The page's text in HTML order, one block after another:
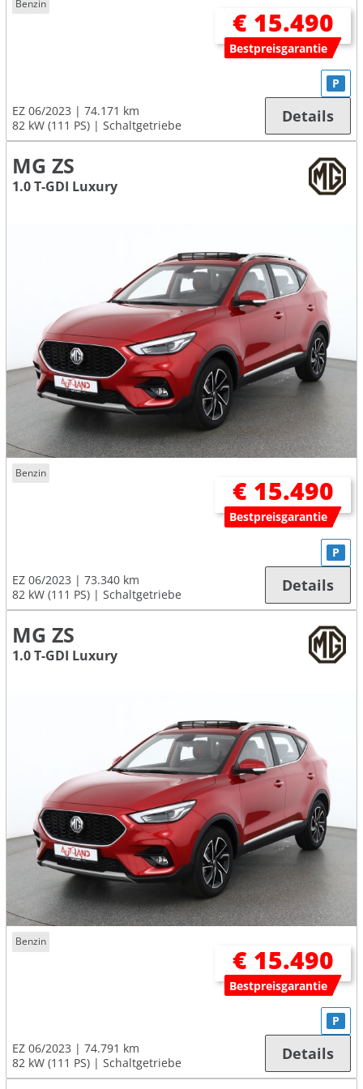
Benzin
€ 15.490
Bestpreisgarantie
EZ 06/2023
74.171 km
82 kW (111 PS)
Schaltgetriebe
P
Details
MG ZS
1.0 T-GDI Luxury
Benzin
€ 15.490
Bestpreisgarantie
EZ 06/2023
73.340 km
82 kW (111 PS)
Schaltgetriebe
P
Details
MG ZS
1.0 T-GDI Luxury
Benzin
€ 15.490
Bestpreisgarantie
EZ 06/2023
74.791 km
82 kW (111 PS)
Schaltgetriebe
P
Details